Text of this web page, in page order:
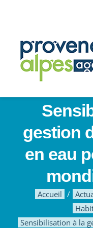
gestion
en eau
Accueil
Sensibilisation à la